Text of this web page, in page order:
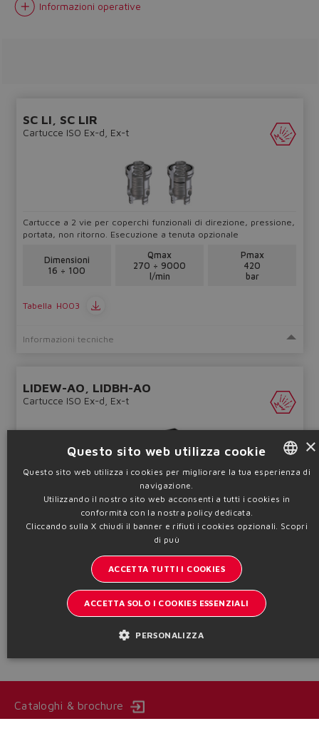
Do you want to leave the
Informazioni operative
SC LI, SC LIR
Cartucce ISO Ex-d, Ex-t
Cartucce a 2 vie per coperchi funzionali di direzione, pressione,
portata, non ritorno. Esecuzione a tenuta opzionale
Dimensioni
16 ÷ 100
Qmax
270 ÷ 9000
l/min
Pmax
420
bar
Tabella H003
Informazioni tecniche
LIDEW-AO, LIDBH-AO
Cartucce ISO Ex-d, Ex-t
Coperchi funzionali di direzione per cartucce slip-in, pilotati.
ATEX, IECEx, EAC, CCC, PESO, cULus - II 2G, II 2D, I M2
Dim.
Qmax
l/min
Pmax
350
Configura
Informazioni tecniche
Cataloghi & brochure
GERMAN
×
Questo sito web utilizza cookie
Questo sito web utilizza i cookies per migliorare la tua esperienza di
navigazione.
Utilizzando il nostro sito web acconsenti a tutti i cookies in
conformità con la nostra policy dedicata.
Cliccando sulla X chiudi il banner e rifiuti i cookies opzionali. Scopri
di puù
ACCETTA TUTTI I COOKIES
ACCETTA SOLO I COOKIES ESSENZIALI
PERSONALIZZA